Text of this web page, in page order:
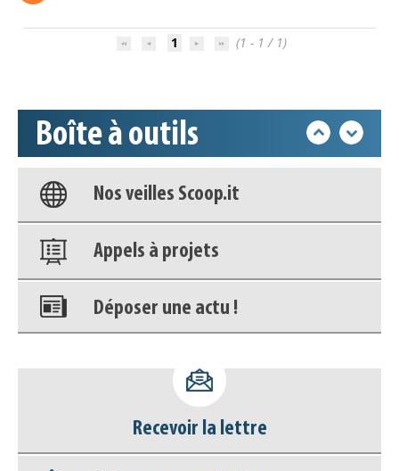
1 (1 - 1 / 1)
Boîte à outils
Base documentaire
Nos veilles Scoop.it
Appels à projets
Déposer une actu !
déconnecter)
Base documentaire
Recevoir la lettre